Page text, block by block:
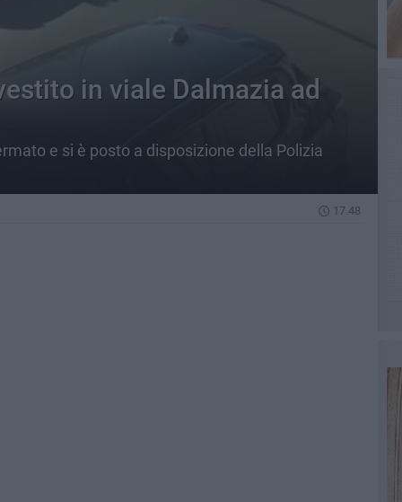
in viale Dalmazia ad
e si è posto a disposizione della Polizia
17.48